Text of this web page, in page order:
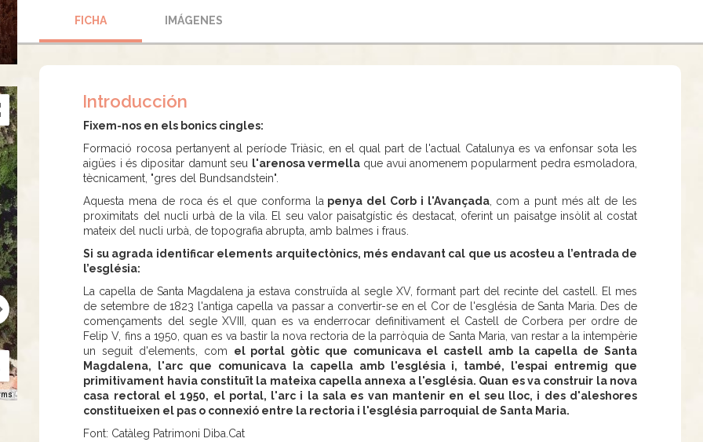
FICHA IMÁGENES
Introducción
Fixem-nos en els bonics cingles:
Formació rocosa pertanyent al període Triàsic, en el qual part de l'actual Catalunya es va enfonsar sota les
aigües i és dipositar damunt seu l'arenosa vermellaque avui anomenem popularment pedra esmoladora,
tècnicament, "gres del Bundsandstein".
Aquesta mena de roca és el que conforma la penya del Corb i l'Avançada, com a punt més alt de les
proximitats del nucli urbà de la vila. El seu valor paisatgístic és destacat, oferint un paisatge insòlit al costat
mateix del nucli urbà, de topografia abrupta, amb balmes i fraus.
Si su agrada identificar elements arquitectònics, més endavant cal que us acosteu a l’entrada de
l’església:
La capella de Santa Magdalena ja estava construïda al segle XV, formant part del recinte del castell. El mes
de setembre de 1823 l'antiga capella va passar a convertir-se en el Cor de l'església de Santa Maria. Des de
començaments del segle XVIII, quan es va enderrocar definitivament el Castell de Corbera per ordre de
Felip V, fins a 1950, quan es va bastir la nova rectoria de la parròquia de Santa Maria, van restar a la intempèrie
un seguit d'elements, com el portal gòtic que comunicava el castell amb la capella de Santa
Magdalena, l'arc que comunicava la capella amb l'església i, també, l'espai entremig que
primitivament havia constituït la mateixa capella annexa a l'església. Quan es va construir la nova
casa rectoral el 1950, el portal, l'arc i la sala es van mantenir en el seu lloc, i des d'aleshores
constitueixen el pas o connexió entre la rectoria i l'església parroquial de Santa Maria.
Font: Catàleg Patrimoni Diba.Cat